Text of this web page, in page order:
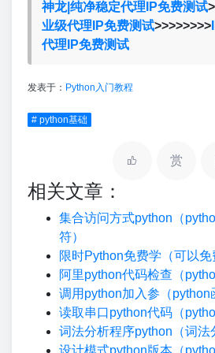
神龙|纯净稳定代理IP免费测试
业级代理IP免费测试>>>>>>>>
代理IP免费测试
发表于： Python入门教程
# python基础
赏
相关文章：
集合访问方式python（
符）
限时Python免费学（可以免
阿里python代码检查（
调用python加入参（python
读取串口python代码（
词法分析程序python（词法
设计模式python版本（